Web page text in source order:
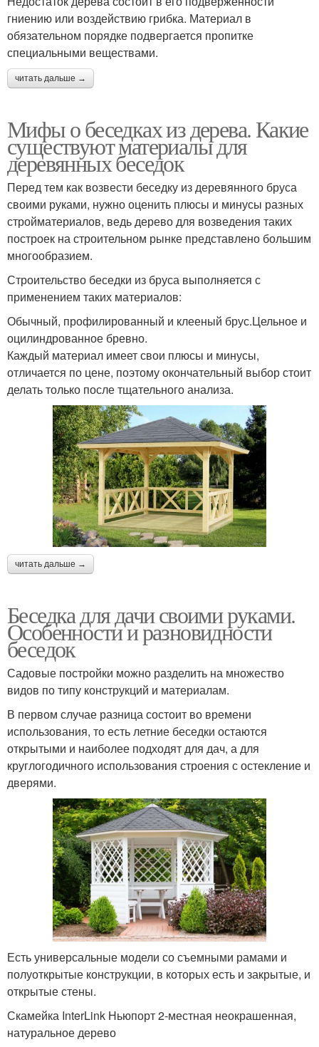
гниению или воздействию грибка. Материал в
обязательном порядке подвергается пропитке
специальными веществами.
читать дальше →
Мифы о беседках из дерева. Какие
существуют материалы для
деревянных беседок
Перед тем как возвести беседку из деревянного бруса
своими руками, нужно оценить плюсы и минусы разных
стройматериалов, ведь дерево для возведения таких
построек на строительном рынке представлено большим
многообразием.
Строительство беседки из бруса выполняется с
применением таких материалов:
Обычный, профилированный и клееный брус.Цельное и
оцилиндрованное бревно.
Каждый материал имеет свои плюсы и минусы,
отличается по цене, поэтому окончательный выбор стоит
делать только после тщательного анализа.
читать дальше →
Беседка для дачи своими руками.
Особенности и разновидности
беседок
Садовые постройки можно разделить на множество
видов по типу конструкций и материалам.
В первом случае разница состоит во времени
использования, то есть летние беседки остаются
открытыми и наиболее подходят для дач, а для
круглогодичного использования строения с остекление и
дверями.
Есть универсальные модели со съемными рамами и
полуоткрытые конструкции, в которых есть и закрытые, и
открытые стены.
Скамейка InterLink Ньюпорт 2-местная неокрашенная,
натуральное дерево